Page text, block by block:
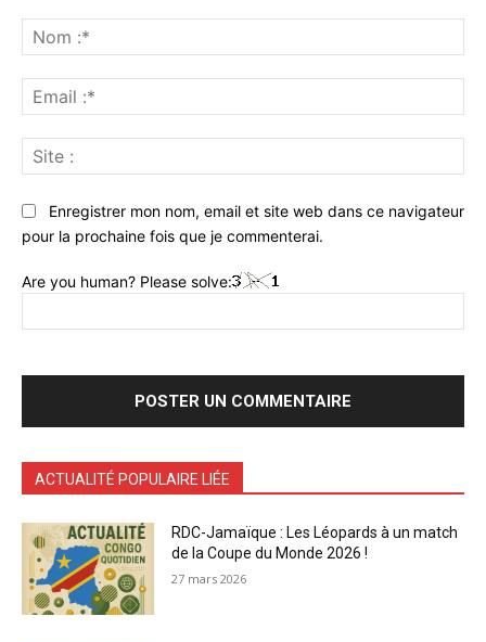
:*
:*
:
Enregistrer mon nom, email et site web dans ce navigateur
pour la prochaine fois que je commenterai.
Are you human? Please solve:
ACTUALITÉ POPULAIRE LIÉE
RDC-Jamaïque : Les Léopards à un match
de la Coupe du Monde 2026 !
27 mars 2026